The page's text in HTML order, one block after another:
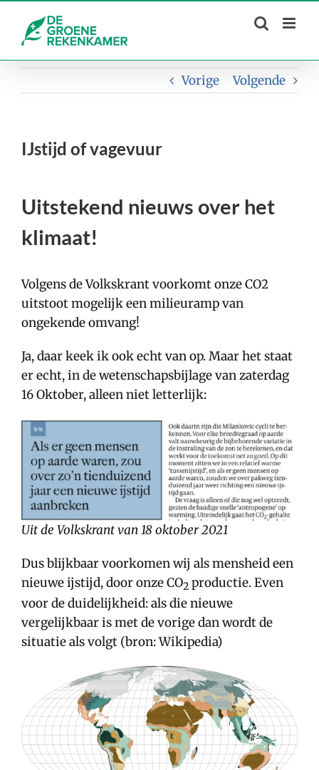
content
Vorige Volgende
IJstijd of vagevuur
Uitstekend nieuws over het
klimaat!
Volgens de Volkskrant voorkomt onze CO2
uitstoot mogelijk een milieuramp van
ongekende omvang!
Ja, daar keek ik ook echt van op. Maar het staat
er echt, in de wetenschapsbijlage van zaterdag
16 Oktober, alleen niet letterlijk:
Uit de Volkskrant van 18 oktober 2021
Dus blijkbaar voorkomen wij als mensheid een
nieuwe ijstijd, door onze CO2 productie. Even
voor de duidelijkheid: als die nieuwe
vergelijkbaar is met de vorige dan wordt de
situatie als volgt (bron: Wikipedia)